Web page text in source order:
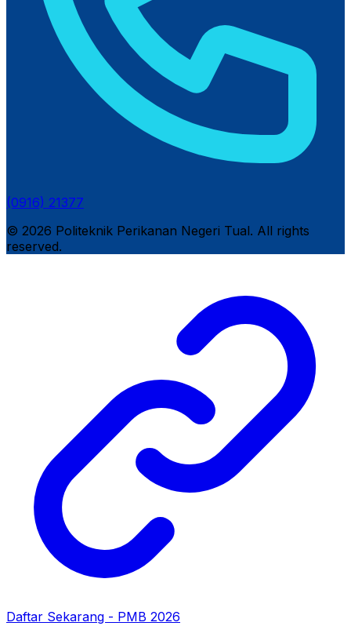
(0916) 21377
© 2026 Politeknik Perikanan Negeri Tual. All rights
reserved.
Daftar Sekarang - PMB 2026